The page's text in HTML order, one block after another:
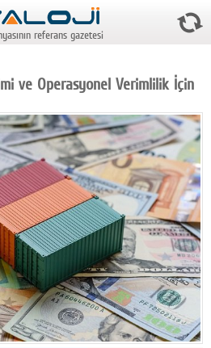
referans gazetesi
ve Operasyonel Verimlilik İçin